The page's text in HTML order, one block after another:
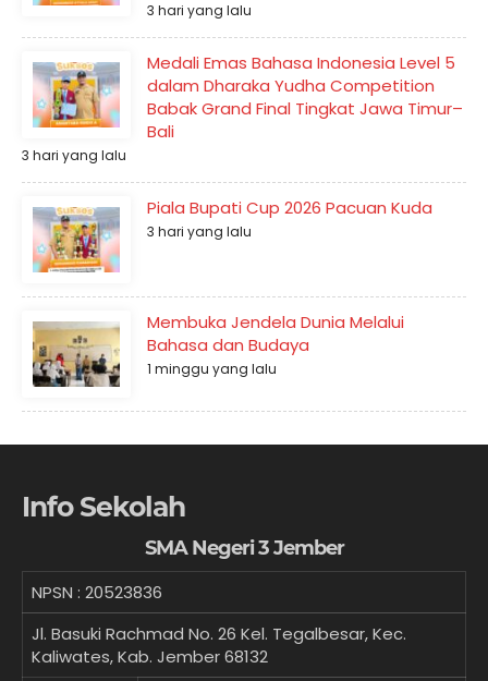
3 hari yang lalu
Medali Emas Bahasa Indonesia Level 5
dalam Dharaka Yudha Competition
Babak Grand Final Tingkat Jawa Timur–
Bali
3 hari yang lalu
Piala Bupati Cup 2026 Pacuan Kuda
3 hari yang lalu
Membuka Jendela Dunia Melalui
Bahasa dan Budaya
1 minggu yang lalu
Info Sekolah
SMA Negeri 3 Jember
NPSN : 20523836
Jl. Basuki Rachmad No. 26 Kel. Tegalbesar, Kec.
Kaliwates, Kab. Jember 68132